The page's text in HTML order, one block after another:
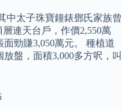
中太子珠寶鐘錶鄧氏家族曾
連天台戶，作價2,550萬
勁賺3,050萬元。 種植道
盤，面積3,000多方呎，叫